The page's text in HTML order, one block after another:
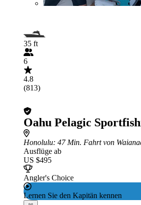
35 ft
6
4.8
(813)
Oahu Pelagic
Honolulu: 47 Min. Fahrt von
Ausflüge ab
US $495
Angler's Choice
Lernen Sie den Kapitän kennen